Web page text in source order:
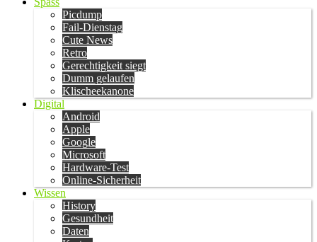
Picdump
Fail-Dienstag
Cute News
Retro
Gerechtigkeit siegt
Dumm gelaufen
Klischeekanone
Digital
Android
Apple
Google
Microsoft
Hardware-Test
Online-Sicherheit
Wissen
History
Gesundheit
Daten